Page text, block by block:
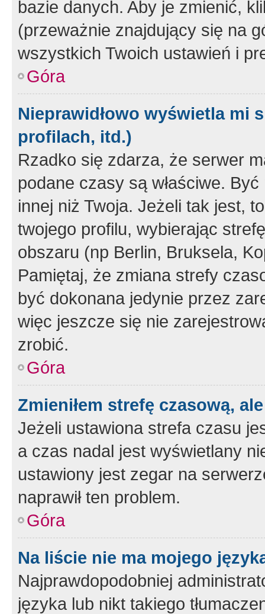
bazie danych. Aby je zmienić,
(przeważnie znajdujący się na
wszystkich Twoich ustawień i
Góra
Nieprawidłowo wyświetla mi
profilach, itd.)
Rzadko się zdarza, że serwer
podane czasy są właściwe.
innej niż Twoja. Jeżeli tak jest,
twojego profilu, wybierając
obszaru (np Berlin, Bruksela,
Pamiętaj, że zmiana strefy
być dokonana jedynie przez
więc jeszcze się nie
zrobić.
Góra
Zmieniłem strefę czasową,
Jeżeli ustawiona strefa czasu
a czas nadal jest wyświetlany
ustawiony jest zegar na
naprawił ten problem.
Góra
Na liście nie ma mojego
Najprawdopodobniej
języka lub nikt takiego